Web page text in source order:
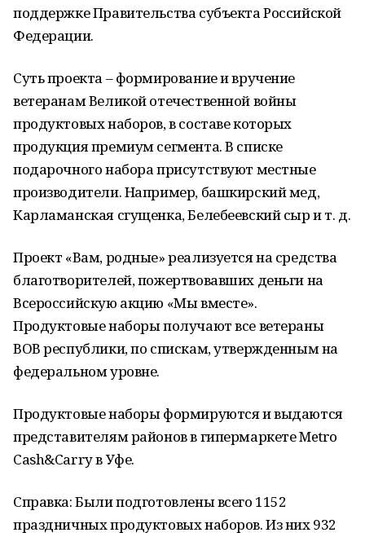
поддержке Правительства субъекта Российской
Федерации.
Суть проекта – формирование и вручение
ветеранам Великой отечественной войны
продуктовых наборов, в составе которых
продукция премиум сегмента. В списке
подарочного набора присутствуют местные
производители. Например, башкирский мед,
Карламанская сгущенка, Белебеевский сыр и т. д.
Проект «Вам, родные» реализуется на средства
благотворителей, пожертвовавших деньги на
Всероссийскую акцию «Мы вместе».
Продуктовые наборы получают все ветераны
ВОВ республики, по спискам, утвержденным на
федеральном уровне.
Продуктовые наборы формируются и выдаются
представителям районов в гипермаркете Metro
Cash&Carry в Уфе.
Справка: Были подготовлены всего 1152
праздничных продуктовых наборов. Из них 932